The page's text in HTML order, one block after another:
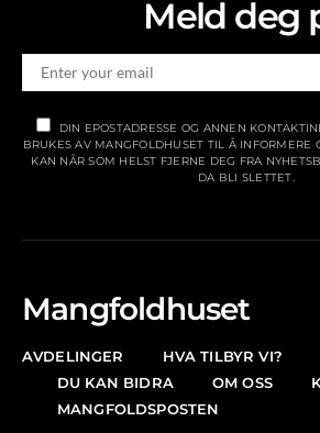
Meld deg
DIN EPOSTADRESSE OG ANNEN
BRUKES AV MANGFOLDHUSET TIL Å INFORMERE
KAN NÅR SOM HELST FJERNE DEG FRA
DA BLI SLETTET.
Mangfoldhuset
AVDELINGER HVA TILBYR VI?
DU KAN BIDRA
OM OSS
MANGFOLDSPOSTEN